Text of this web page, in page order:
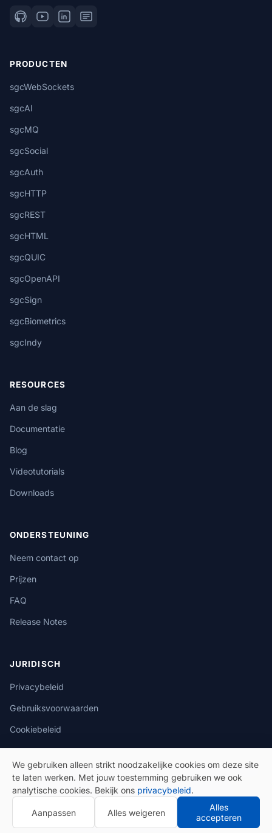
PRODUCTEN
sgcWebSockets
sgcAI
sgcMQ
sgcSocial
sgcAuth
sgcHTTP
sgcREST
sgcHTML
sgcQUIC
sgcOpenAPI
sgcSign
sgcBiometrics
sgcIndy
RESOURCES
Aan de slag
Documentatie
Blog
Videotutorials
Downloads
ONDERSTEUNING
Neem contact op
Prijzen
FAQ
Release Notes
JURIDISCH
Privacybeleid
Gebruiksvoorwaarden
Cookiebeleid
© 2026 eSeGeCe. Alle rechten voorbehouden.
PrivacybeleidGebruiksvoorwaarden
We gebruiken alleen strikt noodzakelijke cookies om deze site
te laten werken. Met jouw toestemming gebruiken we ook
analytische cookies. Bekijk ons privacybeleid.
Aanpassen Alles weigeren
Alles
accepteren